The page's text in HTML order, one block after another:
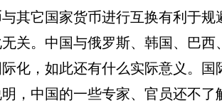
其它国家货币进行互换有利于
关。中国与俄罗斯、韩国、巴
化，如此还有什么实际意义。
，中国的一些专家、官员还不